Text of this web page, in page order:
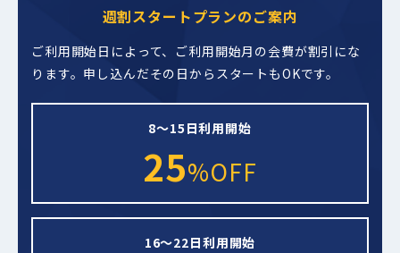
週割スタートプランのご案内
ご利用開始日によって、ご利用開始月の会費が割引にな
ります。 申し込んだその日からスタートもOKです。
8～15日利用開始
25%OFF
16～22日利用開始